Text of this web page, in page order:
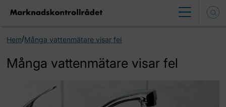
Hem/Många vattenmätare visar fel
Många vattenmätare visar fel